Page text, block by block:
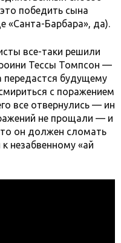
победить сына
«Санта-Барбара», да).
все-таки решили
Тессы Томпсон —
передастся будущему
с поражением
все отвернулись — ин
не прощали — и
он должен сломать
незабвенному «ай